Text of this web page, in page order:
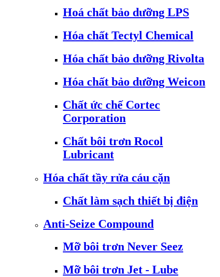
Hoá chất bảo dưỡng LPS
Hóa chất Tectyl Chemical
Hóa chất bảo dưỡng Rivolta
Hóa chất bảo dưỡng Weicon
Chất ức chế Cortec
Corporation
Chất bôi trơn Rocol
Lubricant
Hóa chất tầy rửa cáu cặn
Chất làm sạch thiết bị điện
Anti-Seize Compound
Mỡ bôi trơn Never Seez
Mỡ bôi trơn Jet - Lube